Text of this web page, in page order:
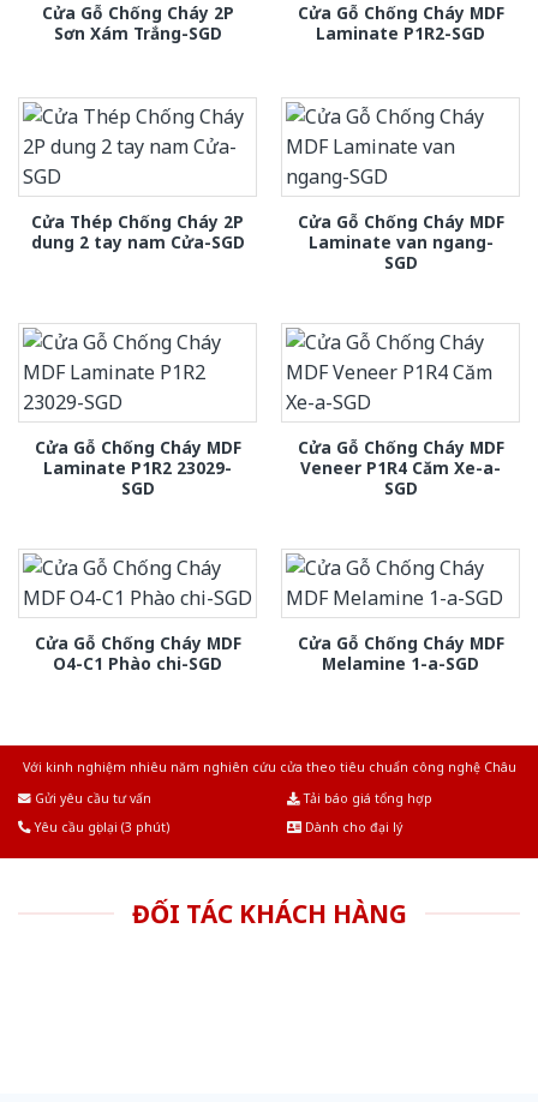
Cửa Gỗ Chống Cháy 2P
Sơn Xám Trắng-SGD
Cửa Gỗ Chống Cháy MDF
Laminate P1R2-SGD
Cửa Thép Chống Cháy 2P
dung 2 tay nam Cửa-SGD
Cửa Gỗ Chống Cháy MDF
Laminate van ngang-
SGD
Cửa Gỗ Chống Cháy MDF
Laminate P1R2 23029-
SGD
Cửa Gỗ Chống Cháy MDF
Veneer P1R4 Căm Xe-a-
SGD
Cửa Gỗ Chống Cháy MDF
O4-C1 Phào chi-SGD
Cửa Gỗ Chống Cháy MDF
Melamine 1-a-SGD
Với kinh nghiệm nhiêu năm nghiên cứu cửa theo tiêu chuẩn công nghệ Châu
Gửi yêu cầu tư vấn
Tải báo giá tổng hợp
Yêu cầu gọi lại (3 phút)
Dành cho đại lý
ĐỐI TÁC KHÁCH HÀNG